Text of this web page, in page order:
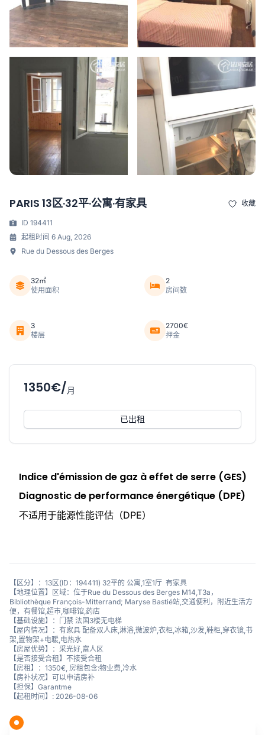
PARIS 13区·32平·公寓·有家具 收藏
ID 194411
起租时间 6 Aug, 2026
Rue du Dessous des Berges
32㎡
使用面积
2
房间数
3
楼层
2700€
押金
1350€/月
已出租
Indice d'émission de gaz à effet de serre (GES)
Diagnostic de performance énergétique (DPE)
不适用于能源性能评估（DPE）
【区分】：13区(ID：194411) 32平的 公寓,1室1厅 有家具
【地理位置】区域：位于Rue du Dessous des Berges M14,T3a，
Bibliothèque François-Mitterrand; Maryse Bastié站,交通便利，附近生活方
便，有餐馆,超市,咖啡馆,药店
【基础设施】：门禁 法国3楼无电梯
【屋内情况】：有家具 配备双人床,淋浴,微波炉,衣柜,冰箱,沙发,鞋柜,穿衣镜,书
架,置物架+电暖,电热水
【房屋优势】：采光好,富人区
【是否接受合租】不接受合租
【房租】：1350€, 房租包含:物业费,冷水
【房补状况】可以申请房补
【担保】Garantme
【起租时间】: 2026-08-06